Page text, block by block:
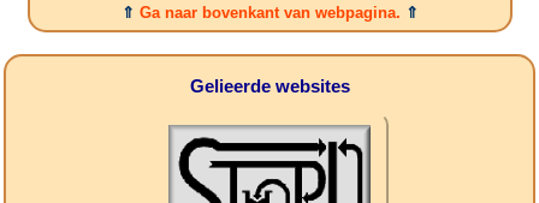
⇑ Ga naar bovenkant van webpagina. ⇑
Gelieerde websites